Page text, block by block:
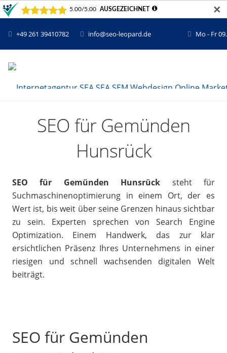
✕
+49 261 39410782 info@seo-leopard.de Mo - Fr
SEO für Gemünden
Hunsrück
SEO für Gemünden Hunsrück steht für
Suchmaschinenoptimierung in einem Ort, der es
Wert ist, bis weit über seine Grenzen hinaus sichtbar
zu sein. Experten sprechen von Search Engine
Optimization. Einem Handwerk, das zur klar
ersichtlichen Präsenz Ihres Unternehmens in einer
riesigen und schnell wachsenden digitalen Welt
beiträgt.
SEO für Gemünden